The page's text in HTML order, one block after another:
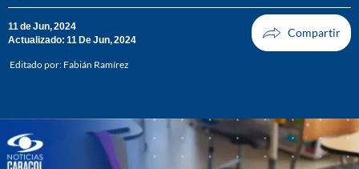
11 de Jun, 2024
Actualizado: 11 De Jun, 2024
Editado por: Fabián Ramírez